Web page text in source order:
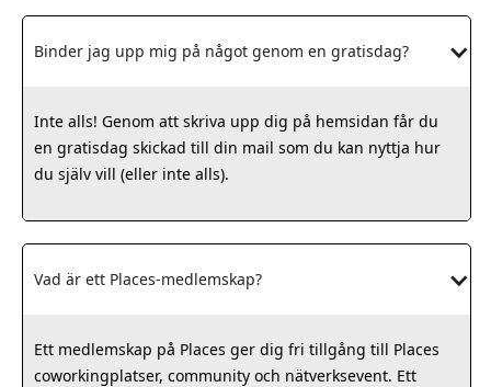
Binder jag upp mig på något genom en gratisdag?
Inte alls! Genom att skriva upp dig på hemsidan får du
en gratisdag skickad till din mail som du kan nyttja hur
du själv vill (eller inte alls).
Vad är ett Places-medlemskap?
Ett medlemskap på Places ger dig fri tillgång till Places
coworkingplatser, community och nätverksevent. Ett